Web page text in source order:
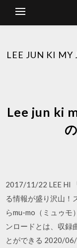
LEE JUN KI MY
Lee jun ki
2017/11/22 LEE HI
る情報が盛り沢山！
らmu-mo（ミュゥモ
ンロードとは、収録
とができる 2020/